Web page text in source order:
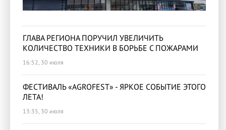
ГЛАВА РЕГИОНА ПОРУЧИЛ УВЕЛИЧИТЬ
КОЛИЧЕСТВО ТЕХНИКИ В БОРЬБЕ С ПОЖАРАМИ
16:52, 30 июля
ФЕСТИВАЛЬ «AGROFEST» - ЯРКОЕ СОБЫТИЕ ЭТОГО
ЛЕТА!
13:35, 30 июля